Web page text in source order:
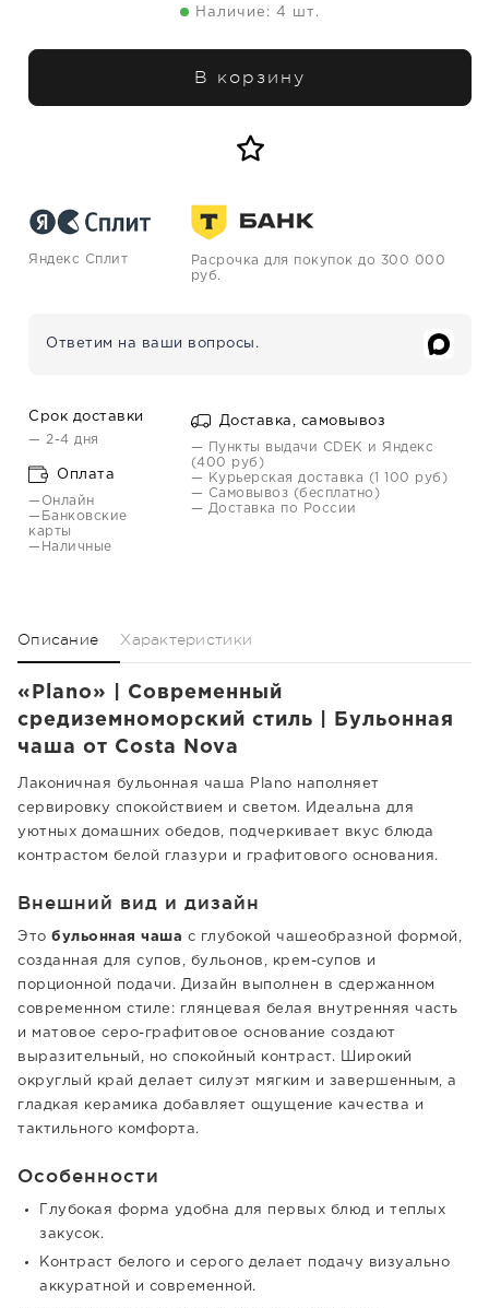
Наличие: 4 шт.
В корзину
Яндекс Сплит
Расрочка для покупок до 300 000
руб.
Ответим на ваши вопросы.
Срок доставки
— 2-4 дня
Оплата
—Онлайн
—Банковские
карты
—Наличные
Доставка, самовывоз
— Пункты выдачи CDEK и Яндекс
(400 руб)
— Курьерская доставка (1 100 руб)
— Самовывоз (бесплатно)
— Доставка по России
Описание Характеристики
«Plano» | Современный
средиземноморский стиль | Бульонная
чаша от Costa Nova
Лаконичная бульонная чаша Plano наполняет
сервировку спокойствием и светом. Идеальна для
уютных домашних обедов, подчеркивает вкус блюда
контрастом белой глазури и графитового основания.
Внешний вид и дизайн
Это бульонная чаша с глубокой чашеобразной формой,
созданная для супов, бульонов, крем-супов и
порционной подачи. Дизайн выполнен в сдержанном
современном стиле: глянцевая белая внутренняя часть
и матовое серо-графитовое основание создают
выразительный, но спокойный контраст. Широкий
округлый край делает силуэт мягким и завершенным, а
гладкая керамика добавляет ощущение качества и
тактильного комфорта.
Особенности
Глубокая форма удобна для первых блюд и теплых
закусок.
Контраст белого и серого делает подачу визуально
аккуратной и современной.